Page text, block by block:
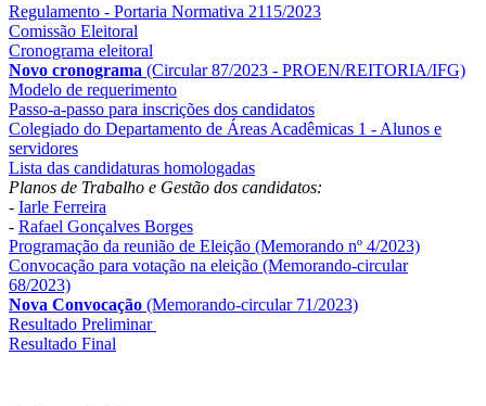
Regulamento - Portaria Normativa 2115/2023
Comissão Eleitoral
Cronograma eleitoral
Novo cronograma (Circular 87/2023 - PROEN/REITORIA/IFG)
Modelo de requerimento
Passo-a-passo para inscrições dos candidatos
Colegiado do Departamento de Áreas Acadêmicas 1 - Alunos e
servidores
Lista das candidaturas homologadas
Planos de Trabalho e Gestão dos candidatos:
- Iarle Ferreira
- Rafael Gonçalves Borges
Programação da reunião de Eleição (Memorando nº 4/2023)
Convocação para votação na eleição (Memorando-circular
68/2023)
Nova Convocação (Memorando-circular 71/2023)
Resultado Preliminar
Resultado Final